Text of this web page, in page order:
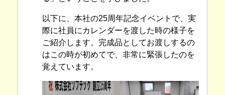
以下に、本社の25周年記念イベントで、実
際に社員にカレンダーを渡した時の様子を
ご紹介します。完成品としてお渡しするの
はこの時が初めてで、非常に緊張したのを
覚えています。